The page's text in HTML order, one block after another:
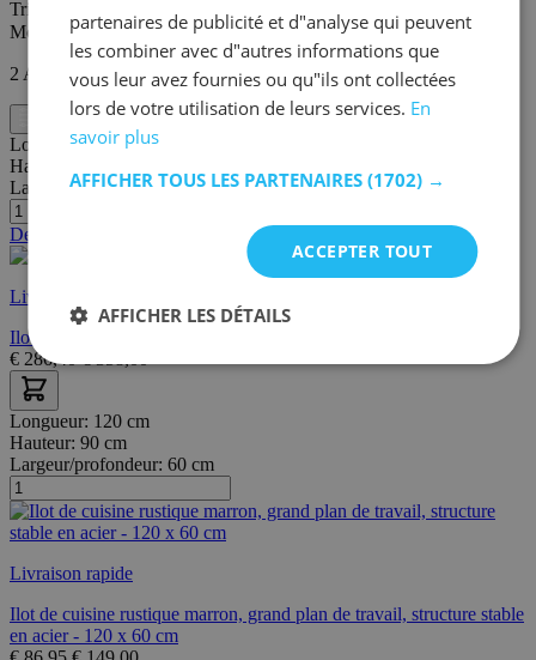
Trier par
Montrer
2 Articles
Filtre
Longueur:122 cm
Hauteur:
Largeur/profondeur:70 cm
Dernières pièces
Livraison rapide
Ilot de cuisine Chili | 122,7 x 70,1 x 94 cm | Chêne noir
€ 286,40
Longueur: 120 cm
Hauteur: 90 cm
Largeur/profondeur: 60 cm
Livraison rapide
Ilot de cuisine rustique marron, grand plan de travail, structure stable
en acier - 120 x 60 cm
partenaires de publicité et d"analyse qui peuvent
les combiner avec d"autres informations que
vous leur avez fournies ou qu"ils ont collectées
lors de votre utilisation de leurs services. En
savoir plus
AFFICHER TOUS LES PARTENAIRES (1702) →
ACCEPTER TOUT
AFFICHER LES DÉTAILS